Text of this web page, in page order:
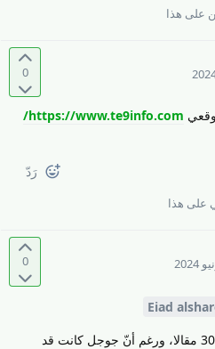
على هذا
0
https://www.te9info.com/
رَدّ
على هذا
0
Eiad
يبدو انّ عدد المقالات في مدوّنتك 30 مقالا، ورغم أنّ جوجل كانت قد